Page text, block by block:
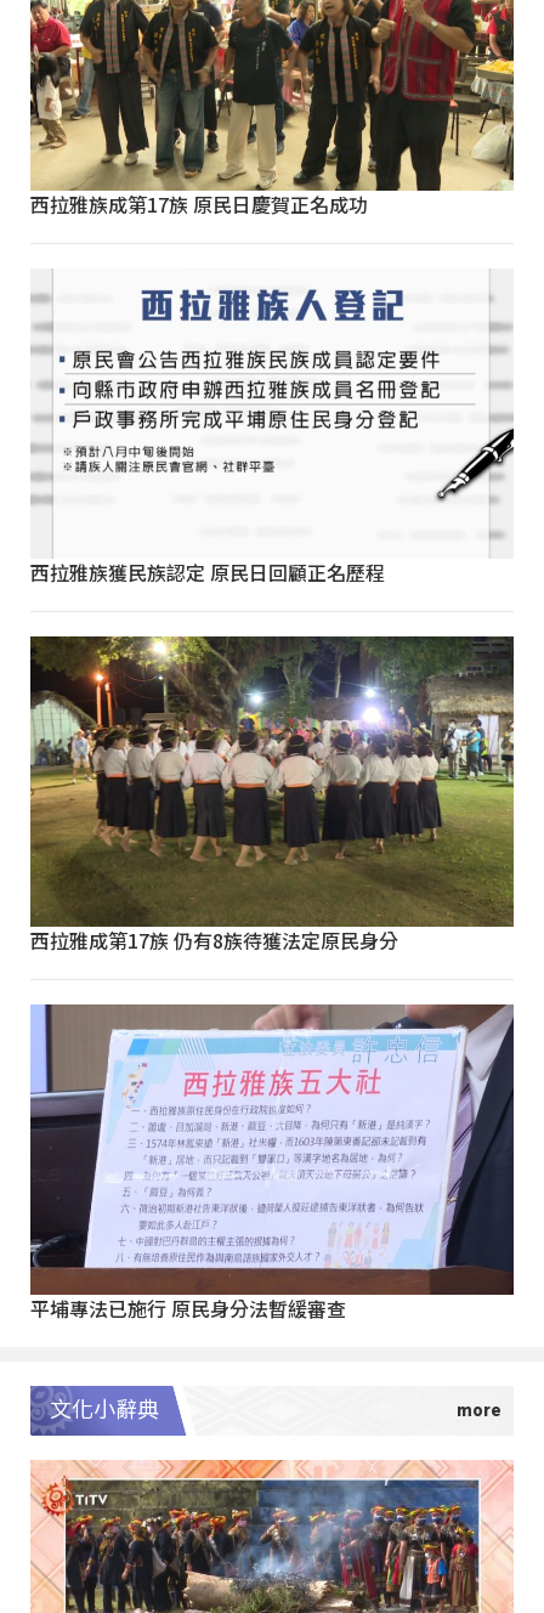
西拉雅族成第17族 原民日慶賀正名成功
西拉雅族獲民族認定 原民日回顧正名歷程
西拉雅成第17族 仍有8族待獲法定原民身分
平埔專法已施行 原民身分法暫緩審查
文化小辭典